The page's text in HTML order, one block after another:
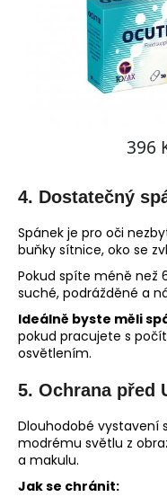
4. Dostatečný
Spánek je pro oči
buňky sítnice, oko se
Pokud spíte méně než
suché, podrážděné a
Ideálně byste měli
pokud pracujete s
osvětlením.
5. Ochrana před
Dlouhodobé vystavení
modrému světlu z
a makulu.
Jak se chránit: